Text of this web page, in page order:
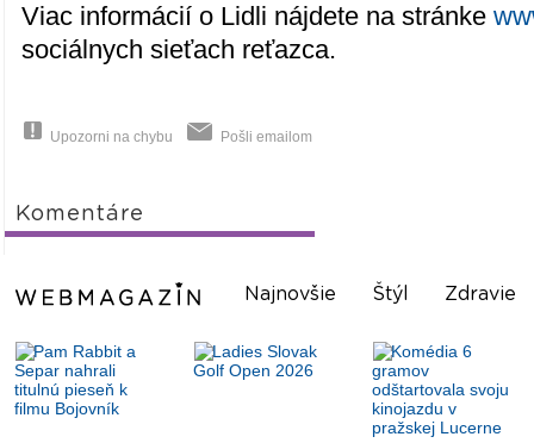
Viac informácií o Lidli nájdete na stránke
sociálnych sieťach reťazca.
Upozorni na chybu Pošli emailom
Komentáre
Najnovšie Štýl Zdravie